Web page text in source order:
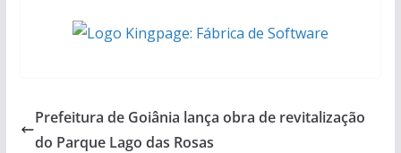
Prefeitura de Goiânia lança obra de revitalização
do Parque Lago das Rosas